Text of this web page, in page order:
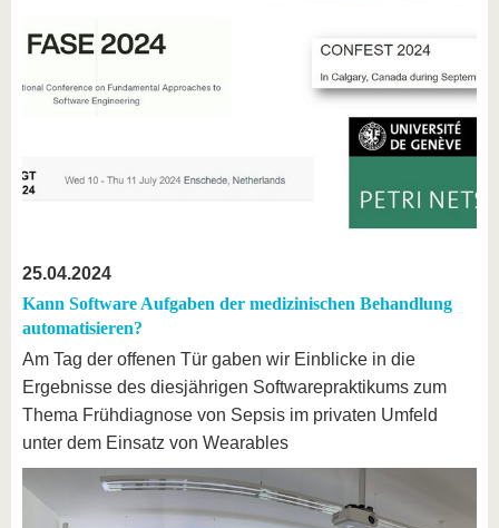
25.04.2024
Kann Software Aufgaben der medizinischen Behandlung
automatisieren?
Am Tag der offenen Tür gaben wir Einblicke in die
Ergebnisse des diesjährigen Softwarepraktikums zum
Thema Frühdiagnose von Sepsis im privaten Umfeld
unter dem Einsatz von Wearables